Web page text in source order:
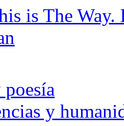
is The Way.
y